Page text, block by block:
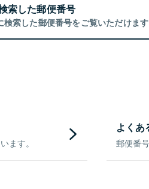
索した郵便番号
検索した郵便番号をご覧いただけます
ます。
よくあ
郵便番